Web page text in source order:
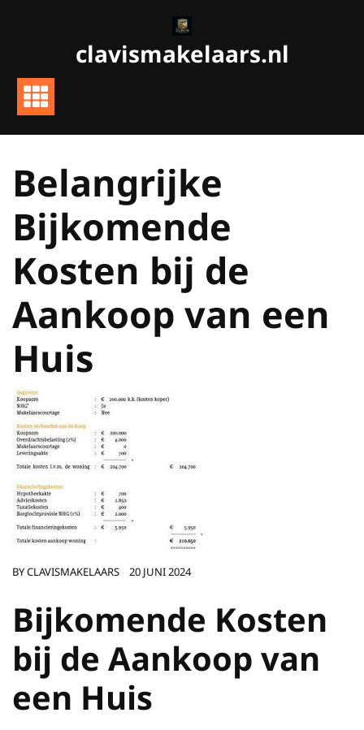
clavismakelaars.nl
Belangrijke
Bijkomende
Kosten bij de
Aankoop van een
Huis
BYCLAVISMAKELAARS 20 JUNI 2024
Bijkomende Kosten
bij de Aankoop van
een Huis